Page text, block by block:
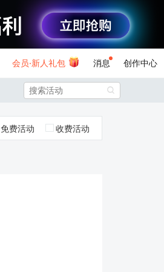
会员·新人礼包 消息 创作中心

免费活动 收费活动